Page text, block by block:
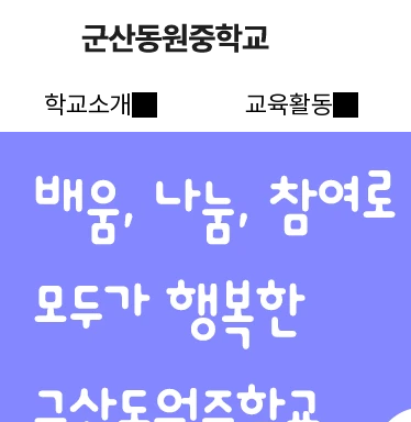
학교소개 교육활동